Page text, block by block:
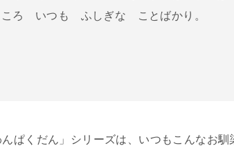
ろ いつも ふしぎな ことばかり。
ぱくだん」シリーズは、いつもこんなお馴